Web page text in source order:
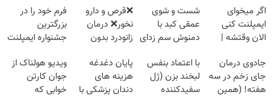
اگر میخوای
ایمپلنت کنی
الان وقتشه |
میلیون تومان!!!
شست و شوی
عمقی کبد با
دمنوش سم زدای
❌قرص‌ و دارو
نخور❌ درمان
زانودرد بدون
فرم خود را در
بزرگترین
جشنواره ایمپلنت
فقط ۲۵ میلیون
جادوی درمان
جای زخم در سه
هفته! (همین
با اعتماد بنفس
لبخند بزن (ژل
سفیدکننده
پایان دغدغه
هزینه های
دندان پزشکی با
ویدیو هولناک از
جوان کارتن
خوابی که